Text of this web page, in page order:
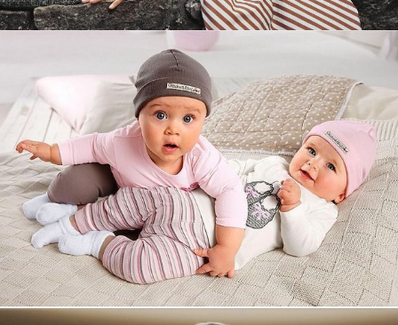
Увеличили выручку интернет-
магазину topdatop.ru на 25%!
Смотреть проект